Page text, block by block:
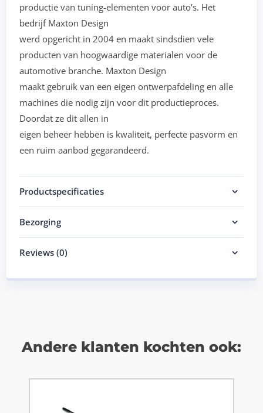
productie van tuning-elementen voor auto’s. Het
bedrijf Maxton Design
werd opgericht in 2004 en maakt sindsdien vele
producten van hoogwaardige materialen voor de
automotive branche. Maxton Design
maakt gebruik van een eigen ontwerpafdeling en alle
machines die nodig zijn voor dit productieproces.
Doordat ze dit allen in
eigen beheer hebben is kwaliteit, perfecte pasvorm en
een ruim aanbod gegarandeerd.
Productspecificaties
Bezorging
Reviews (0)
Andere klanten kochten ook: